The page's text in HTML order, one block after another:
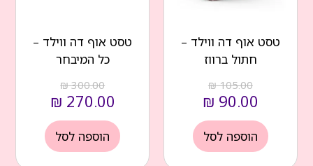
טסט אוף דה ווילד –
חתול ברווז
₪105.00
₪ 90.00
הוספה לסל
טסט אוף דה ווילד –
כל המיבחר
₪300.00
₪ 270.00
הוספה לסל